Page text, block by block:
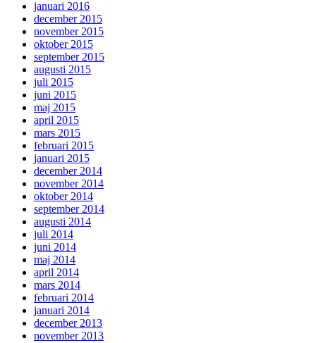
januari 2016
december 2015
november 2015
oktober 2015
september 2015
augusti 2015
juli 2015
juni 2015
maj 2015
april 2015
mars 2015
februari 2015
januari 2015
december 2014
november 2014
oktober 2014
september 2014
augusti 2014
juli 2014
juni 2014
maj 2014
april 2014
mars 2014
februari 2014
januari 2014
december 2013
november 2013